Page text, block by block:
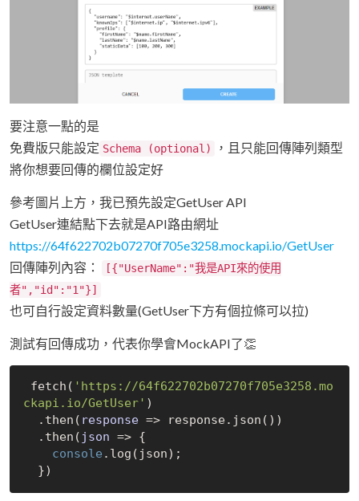
要注意一點的是
免費版只能設定 Schema (optional)
，且只能回傳陣列類型
將你想要回傳的欄位設定好
參考圖片上方，我已預先設定GetUser API
GetUser連結點下去就是API路由網址
https://64f622702b07270f705e3258.mockapi.io/GetUser
回傳陣列內容：
[{"UserName":"我是API來的使用
者","id":"1"}]
也可自行設定資料數量(GetUser下方有個拉條可以拉)
測試有回傳成功，代表你學會MockAPI了👏
fetch( 'https://64f622702b07270f705e3258.mo
ckapi.io/GetUser' )
  .then(
response => response.json())
  .then(
json => {
console .log(json);